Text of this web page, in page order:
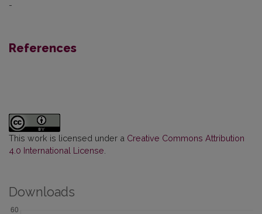
-
References
This work is licensed under a Creative Commons Attribution
4.0 International License
Downloads